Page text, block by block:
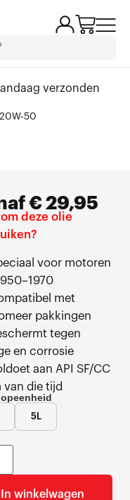
verzonden
50
€29,95
deze olie
voor motoren
met
pakkingen
tegen
en corrosie
aan API SF/CC
van die tijd
5L
In winkelwagen